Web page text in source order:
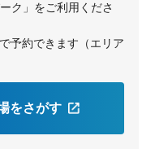
ク」をご利用くださ
予約できます（エリア
をさがす